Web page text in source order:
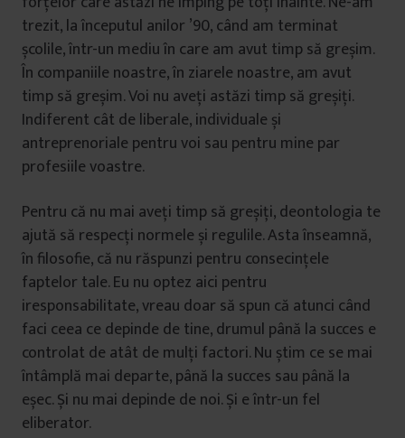
trezit, la începutul anilor ’90, când am terminat
școlile, într-un mediu în care am avut timp să greșim.
În companiile noastre, în ziarele noastre, am avut
timp să greșim. Voi nu aveți astăzi timp să greșiți.
Indiferent cât de liberale, individuale și
antreprenoriale pentru voi sau pentru mine par
profesiile voastre.
Pentru că nu mai aveți timp să greșiți, deontologia te
ajută să respecți normele și regulile. Asta înseamnă,
în filosofie, că nu răspunzi pentru consecințele
faptelor tale. Eu nu optez aici pentru
iresponsabilitate, vreau doar să spun că atunci când
faci ceea ce depinde de tine, drumul până la succes e
controlat de atât de mulți factori. Nu știm ce se mai
întâmplă mai departe, până la succes sau până la
eșec. Și nu mai depinde de noi. Și e într-un fel
eliberator.